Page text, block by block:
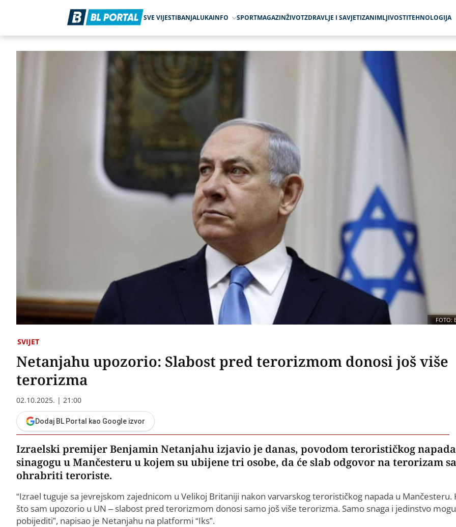
SVE VIJESTIBANJALUKAINFO SPORTMAGAZINŽIVOTZDRAVLJE I SAVJETIZANIMLJIVOSTITEHNOLOGIJA
FOTO:
SVIJET
Netanjahu upozorio: Slabost pred terorizmom donosi još više
terorizma
02.10.2025. | 21:00
Dodaj BL Portal kao Google izvor
Izraelski premijer Benjamin Netanjahu izjavio je danas, povodom terorističkog
sinagogu u Mančesteru u kojem su ubijene tri osobe, da će slab odgovor na terorizam
ohrabriti teroriste.
“Izrael tuguje sa jevrejskom zajednicom u Velikoj Britaniji nakon varvarskog terorističkog napada u Mančesteru.
što sam upozorio u UN – slabost pred terorizmom donosi samo još više terorizma. Samo snaga i jedinstvo
pobijediti”, napisao je Netanjahu na platformi “Iks”.